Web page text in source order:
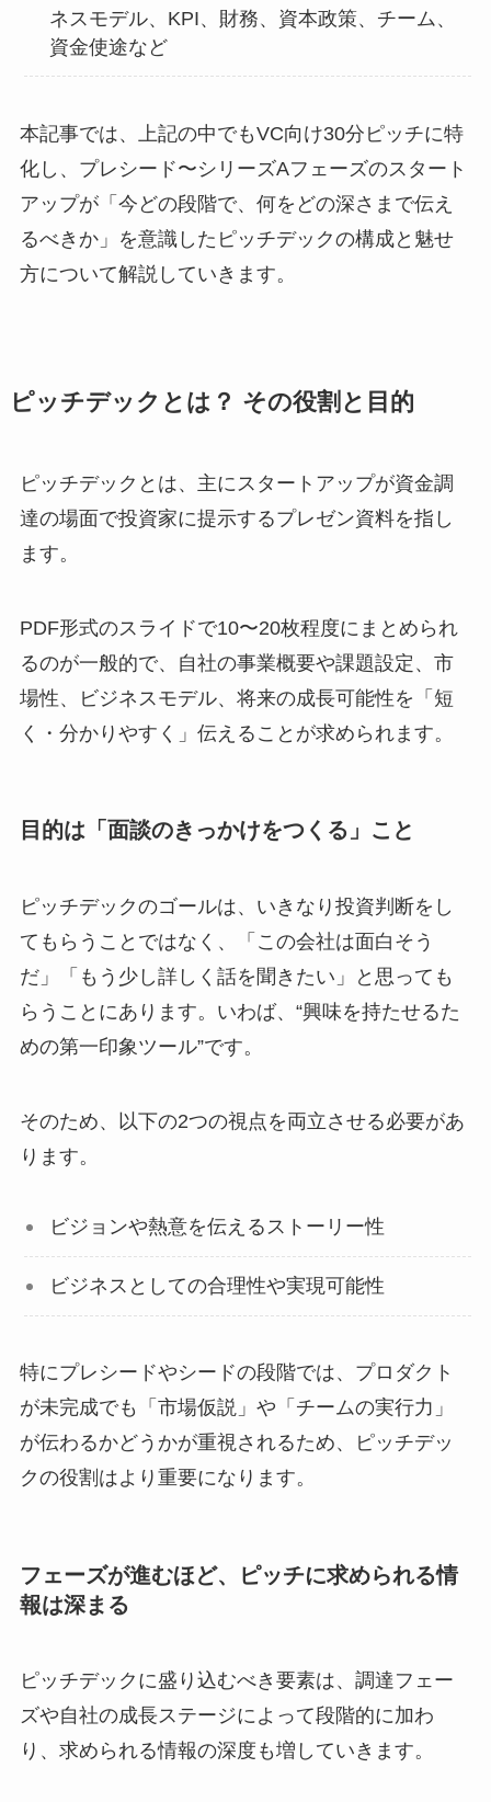
ネスモデル、KPI、財務、資本政策、チーム、
資金使途など
本記事では、上記の中でもVC向け30分ピッチに特
化し、プレシード〜シリーズAフェーズのスタート
アップが「今どの段階で、何をどの深さまで伝え
るべきか」を意識したピッチデックの構成と魅せ
方について解説していきます。
ピッチデックとは？ その役割と目的
ピッチデックとは、主にスタートアップが資金調
達の場面で投資家に提示するプレゼン資料を指し
ます。
PDF形式のスライドで10〜20枚程度にまとめられ
るのが一般的で、自社の事業概要や課題設定、市
場性、ビジネスモデル、将来の成長可能性を「短
く・分かりやすく」伝えることが求められます。
目的は「面談のきっかけをつくる」こと
ピッチデックのゴールは、いきなり投資判断をし
てもらうことではなく、「この会社は面白そう
だ」「もう少し詳しく話を聞きたい」と思っても
らうことにあります。いわば、“興味を持たせるた
めの第一印象ツール”です。
そのため、以下の2つの視点を両立させる必要があ
ります。
ビジョンや熱意を伝えるストーリー性
ビジネスとしての合理性や実現可能性
特にプレシードやシードの段階では、プロダクト
が未完成でも「市場仮説」や「チームの実行力」
が伝わるかどうかが重視されるため、ピッチデッ
クの役割はより重要になります。
フェーズが進むほど、ピッチに求められる情
報は深まる
ピッチデックに盛り込むべき要素は、調達フェー
ズや自社の成長ステージによって段階的に加わ
り、求められる情報の深度も増していきます。